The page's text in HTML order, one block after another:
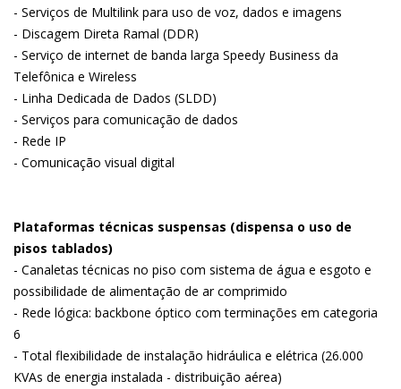
- Serviços de Multilink para uso de voz, dados e imagens
- Discagem Direta Ramal (DDR)
- Serviço de internet de banda larga Speedy Business da
Telefônica e Wireless
- Linha Dedicada de Dados (SLDD)
- Serviços para comunicação de dados
- Rede IP
- Comunicação visual digital
Plataformas técnicas suspensas (dispensa o uso de
pisos tablados)
- Canaletas técnicas no piso com sistema de água e esgoto e
possibilidade de alimentação de ar comprimido
- Rede lógica: backbone óptico com terminações em categoria
6
- Total flexibilidade de instalação hidráulica e elétrica (26.000
KVAs de energia instalada - distribuição aérea)